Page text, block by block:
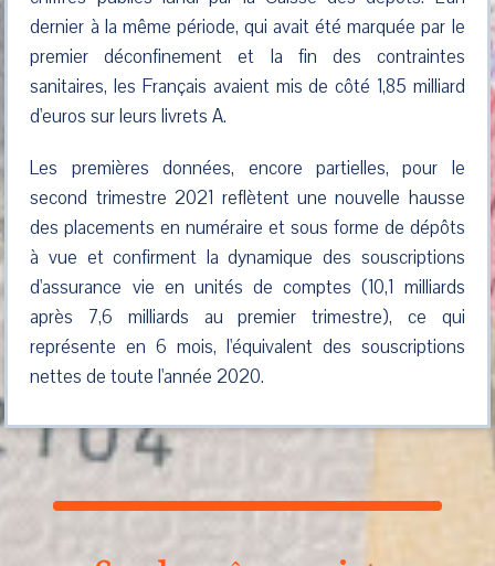
dernier à la même période, qui avait été marquée par le
premier déconfinement et la fin des contraintes
sanitaires, les Français avaient mis de côté 1,85 milliard
d'euros sur leurs livrets A.
Les premières données, encore partielles, pour le
second trimestre 2021 reflètent une nouvelle hausse
des placements en numéraire et sous forme de dépôts
à vue et confirment la dynamique des souscriptions
d'assurance vie en unités de comptes (10,1 milliards
après 7,6 milliards au premier trimestre), ce qui
représente en 6 mois, l'équivalent des souscriptions
nettes de toute l'année 2020.